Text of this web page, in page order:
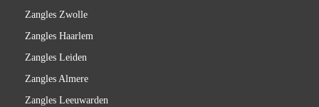
Zangles Zwolle
Zangles Haarlem
Zangles Leiden
Zangles Almere
Zangles Leeuwarden